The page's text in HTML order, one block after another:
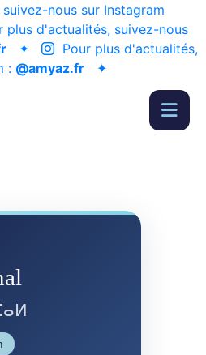
nous sur Instagram
plus d'actualités, suivez-nous
✦
Pour plus d'actualités,
: @amyaz.fr ✦